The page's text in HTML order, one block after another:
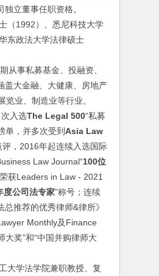
立董事任职资格。
（1992）、悉尼科技大学
东政法大学法律硕士
事私募基金、投融资、
盖大金融、大健康、房地产
业、制造业等行业。
入选The Legal 500“私募
单，并多次受到Asia Law
评，2016年起连续入选国际
Law Journal“100位
获Leaders in Law - 2021
度公司法专家”称号；连续
推荐的优秀律师&律所》
Monthly及Finance
大奖”和“中国并购律师大
学法学院兼职教授、复